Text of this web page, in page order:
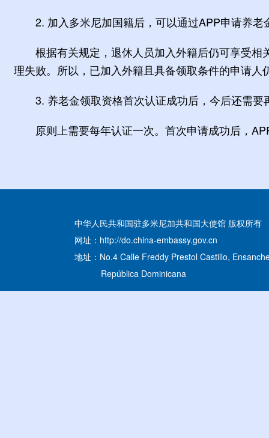
2. 加入多米尼加国籍后，可以通过APP申请养老
根据有关规定，退休人员加入外籍后仍可享受相
理失败。所以，已加入外籍且具备领取条件的申请
3. 养老金领取资格首次认证成功后，今后还需要
原则上需要每年认证一次。首次申请成功后，
中华人民共和国驻多米尼加共和国大使馆 版权所有
网址：http://do.china-embassy.gov.cn
地址：No.4 Calle Freddy Prestol Castillo,
República Dominicana